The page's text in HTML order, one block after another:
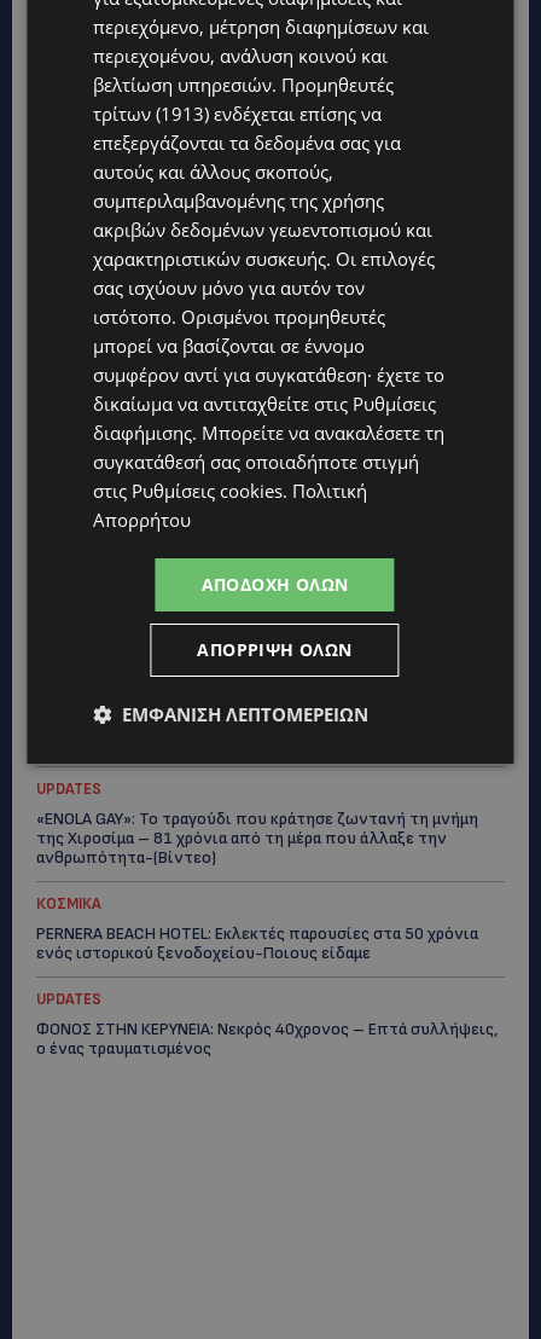
Topics
UPDATES
ΚΑΤΑΓΓΕΛΙΑ: Για άνδρα που φέρεται να παρενοχλούσε
γυναίκες στο Δασούδι – Σε εξέλιξη οι αστυνομικές έρευνες
UPDATES
ΛΕΥΚΩΣΙΑ: Γιατί ένας 16χρονος φέρεται να έβαλε φωτιά σε
ιστορική μπυραρία – Η Αστυνομία αναζητεί το κίνητρο
UPDATES
ΛΑΤΣΙΑ-ΓΕΡΙ: Στο επίκεντρο η δημιουργία δομών για
ασυνόδευτους ανήλικους – Αντιδρά ο Δήμος, στηρίζει υπό
προϋποθέσεις το Κίνημα Οικολόγων
ΣΤΟ «ΚΟΚΚΙΝΟ» Η ΖΕΣΤΗ: Νέα κίτρινη προειδοποίηση και
40άρια στο εσωτερικό
ΛΕΜΕΣΟΣ: Μάχη για τη ζωή του δίνει 18χρονος – Βρέθηκε
βαριά τραυματισμένος δίπλα από το ηλεκτρικό του
UPDATES
«ENOLA GAY»: Το τραγούδι που κράτησε ζωντανή τη μνήμη
της Χιροσίμα – 81 χρόνια από τη μέρα που άλλαξε την
ανθρωπότητα-(Bίντεο)
ΚΟΣΜΙΚΑ
PERNERA BEACH HOTEL: Εκλεκτές παρουσίες στα 50 χρόνια
ενός ιστορικού ξενοδοχείου-Ποιους είδαμε
UPDATES
ΦΟΝΟΣ ΣΤΗΝ ΚΕΡΥΝΕΙΑ: Νεκρός 40χρονος – Επτά συλλήψεις,
ο ένας τραυματισμένος
περιεχόμενο, μέτρηση διαφημίσεων και
περιεχομένου, ανάλυση κοινού και
βελτίωση υπηρεσιών. Προμηθευτές
τρίτων (1913) ενδέχεται επίσης να
επεξεργάζονται τα δεδομένα σας για
αυτούς και άλλους σκοπούς,
συμπεριλαμβανομένης της χρήσης
ακριβών δεδομένων γεωεντοπισμού και
χαρακτηριστικών συσκευής. Οι επιλογές
σας ισχύουν μόνο για αυτόν τον
ιστότοπο. Ορισμένοι προμηθευτές
μπορεί να βασίζονται σε έννομο
συμφέρον αντί για συγκατάθεση· έχετε το
δικαίωμα να αντιταχθείτε στις Ρυθμίσεις
διαφήμισης. Μπορείτε να ανακαλέσετε τη
συγκατάθεσή σας οποιαδήποτε στιγμή
στις Ρυθμίσεις cookies. Πολιτική
Απορρήτου
ΑΠΟΔΟΧΉ ΌΛΩΝ
ΑΠΌΡΡΙΨΗ ΌΛΩΝ
ΕΜΦΆΝΙΣΗ ΛΕΠΤΟΜΕΡΕΙΏΝ